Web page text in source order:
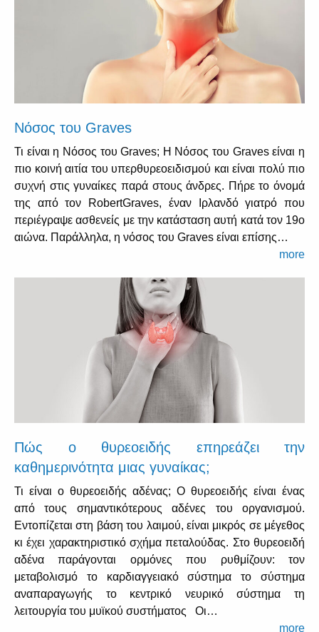
Νόσος του Graves
Τι είναι η Νόσος του Graves; Η Νόσος του Graves είναι η
πιο κοινή αιτία του υπερθυρεοειδισμού και είναι πολύ πιο
συχνή στις γυναίκες παρά στους άνδρες. Πήρε το όνομά
της από τον RobertGraves, έναν Ιρλανδό γιατρό που
περιέγραψε ασθενείς με την κατάσταση αυτή κατά τον 19ο
αιώνα. Παράλληλα, η νόσος του Graves είναι επίσης…
more
Πώς ο θυρεοειδής επηρεάζει την
καθημερινότητα μιας γυναίκας;
Τι είναι ο θυρεοειδής αδένας; Ο θυρεοειδής είναι ένας
από τους σημαντικότερους αδένες του οργανισμού.
Εντοπίζεται στη βάση του λαιμού, είναι μικρός σε μέγεθος
κι έχει χαρακτηριστικό σχήμα πεταλούδας. Στο θυρεοειδή
αδένα παράγονται ορμόνες που ρυθμίζουν: τον
μεταβολισμό το καρδιαγγειακό σύστημα το σύστημα
αναπαραγωγής το κεντρικό νευρικό σύστημα τη
λειτουργία του μυϊκού συστήματος Οι…
more